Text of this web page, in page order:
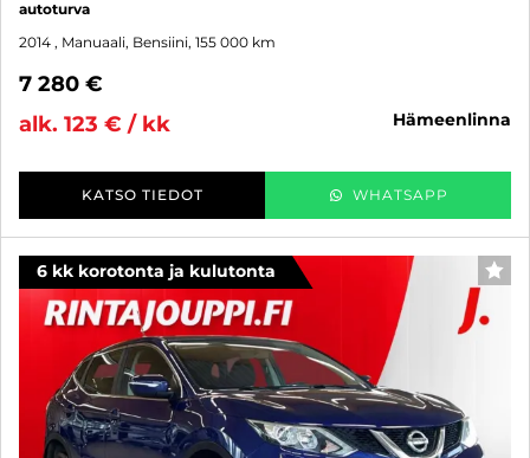
autoturva
2014 , Manuaali, Bensiini, 155 000 km
7 280 €
alk. 123 € / kk
hämeenlinna
KATSO TIEDOT WHATSAPP
6 kk korotonta ja kulutonta